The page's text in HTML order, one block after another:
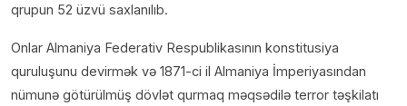
qrupun 52 üzvü saxlanılıb.
Onlar Almaniya Federativ Respublikasının konstitusiya
quruluşunu devirmək və 1871-ci il Almaniya İmperiyasından
nümunə götürülmüş dövlət qurmaq məqsədilə terror təşkilatı